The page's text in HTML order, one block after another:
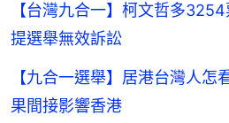
【台灣九合一】柯文哲多
提選舉無效訴訟
【九合一選舉】居港台灣人
果間接影響香港